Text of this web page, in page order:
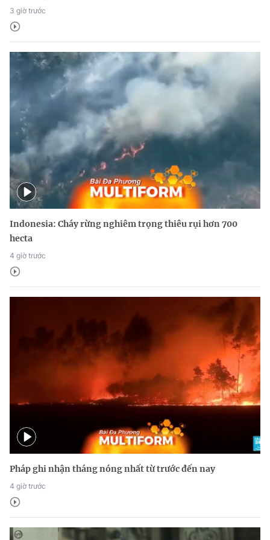
3 giờ trước
Indonesia: Cháy rừng nghiêm trọng thiêu rụi hơn 700
hecta
4 giờ trước
Pháp ghi nhận tháng nóng nhất từ trước đến nay
4 giờ trước